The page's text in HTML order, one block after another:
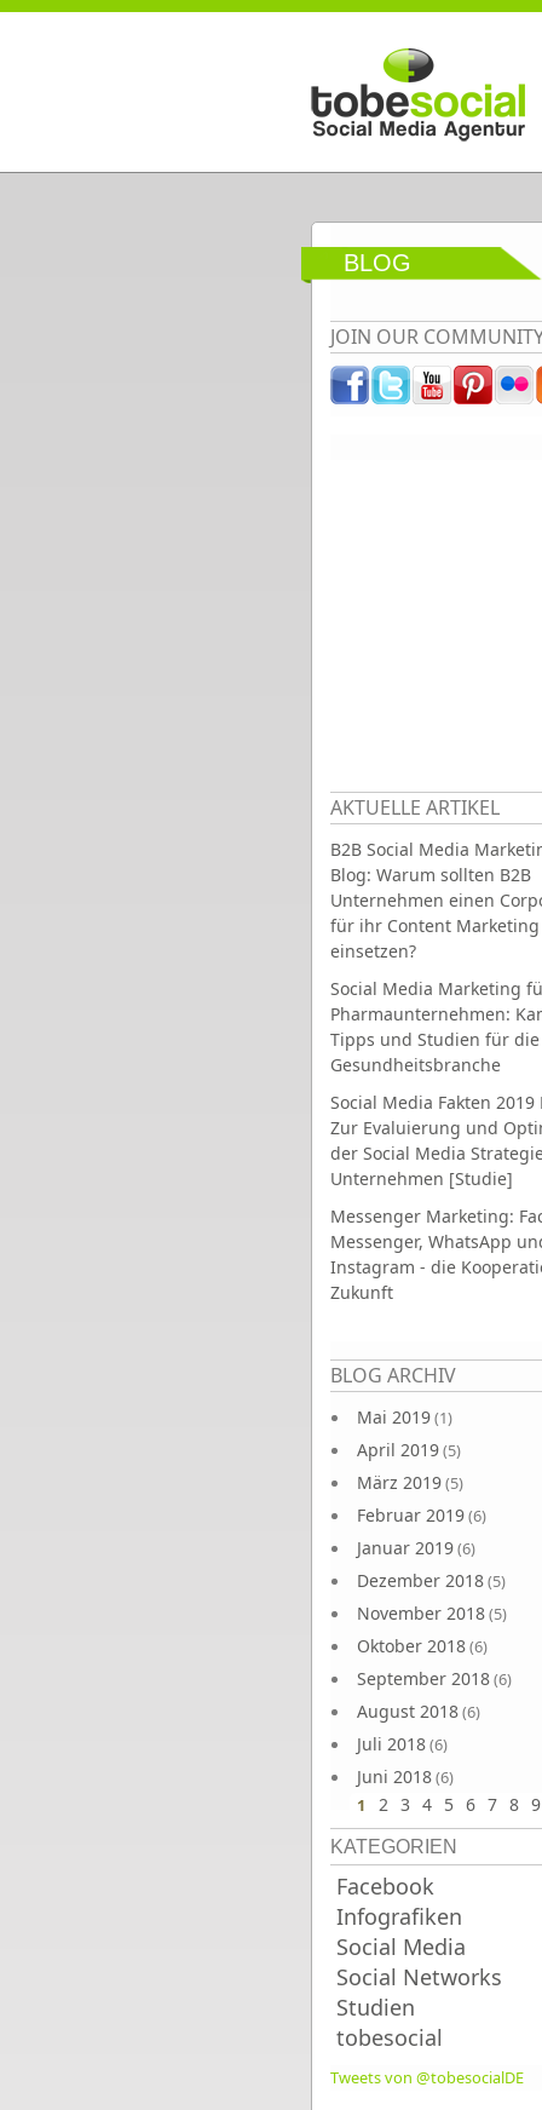
Direkt zum Inhalt
BLOG
JOIN OUR
AKTUELLE ARTIKEL
B2B Social Media
Blog: Warum sollten B2B
Unternehmen einen
für ihr Content Marketing
einsetzen?
Social Media Marketing
Pharmaunternehmen:
Tipps und Studien für die
Gesundheitsbranche
Social Media Fakten 2019
Zur Evaluierung und
der Social Media
Unternehmen [Studie]
Messenger Marketing:
Messenger, WhatsApp
Instagram - die
Zukunft
BLOG ARCHIV
Mai 2019(1)
April 2019(5)
März 2019(5)
Februar 2019(6)
Januar 2019(6)
Dezember 2018(5)
November 2018(5)
Oktober 2018(6)
September 2018(6)
August 2018(6)
Juli 2018(6)
Juni 2018(6)
Seiten
1 2 3 4 5 6 7 8 9
KATEGORIEN
Facebook
Infografiken
Social Media
Social Networks
Studien
tobesocial
Tweets von @tobesocialDE